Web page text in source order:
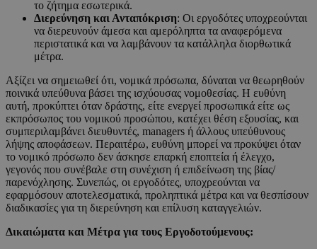
το ζήτημα εσωτερικά.
Διερεύνηση και Ανταπόκριση: Οι εργοδότες υποχρεούνται
να διερευνούν άμεσα και αμερόληπτα τα αναφερόμενα
περιστατικά και να λαμβάνουν τα κατάλληλα διορθωτικά
μέτρα.
Αξίζει να σημειωθεί ότι, νομικά πρόσωπα, δύναται να θεωρηθούν
ποινικά υπεύθυνα βάσει της ισχύουσας νομοθεσίας. Η ευθύνη
αυτή, προκύπτει όταν δράστης, είτε ενεργεί προσωπικά είτε ως
εκπρόσωπος του νομικού προσώπου, κατέχει θέση εξουσίας, και
συμπεριλαμβάνει διευθυντές, managers ή άλλους υπεύθυνους
λήψης αποφάσεων. Περαιτέρω, ευθύνη μπορεί να προκύψει όταν
το νομικό πρόσωπο δεν άσκησε επαρκή εποπτεία ή έλεγχο,
γεγονός που συνέβαλε στη συνέχιση ή επιδείνωση της βίας/
παρενόχλησης. Συνεπώς, οι εργοδότες, υποχρεούνται να
εφαρμόσουν αποτελεσματικά, προληπτικά μέτρα και να θεσπίσουν
διαδικασίες για τη διερεύνηση και επίλυση καταγγελιών.
Δικαιώματα και Μέτρα για τους Εργοδοτούμενους: